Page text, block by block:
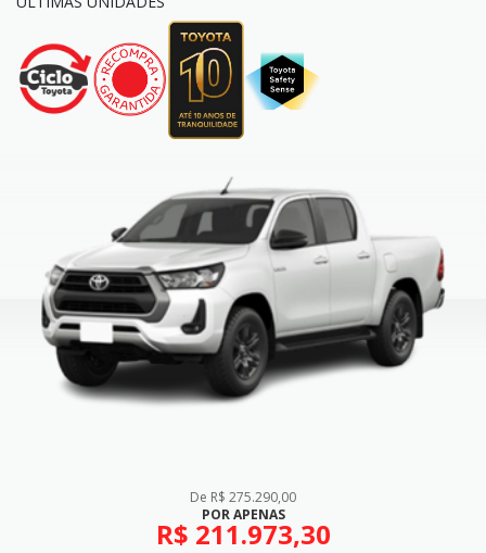
de R$ 275.290,00
POR APENAS
R$ 211.973,30